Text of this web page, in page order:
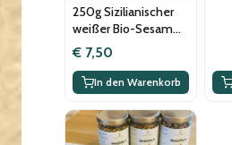
250g Sizilianischer
weißer Bio-Sesam
aus Ispica, Slow Food
Gemeinschaft, per
Hand geerntet,
vegan
€ 7,50
In den Warenkorb